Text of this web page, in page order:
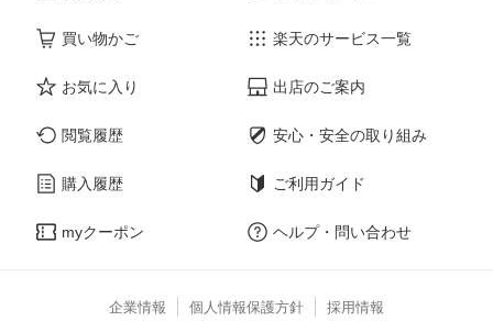
買い物かご
お気に入り
閲覧履歴
購入履歴
myクーポン
楽天のサービス一覧
出店のご案内
安心・安全の取り組み
ご利用ガイド
ヘルプ・問い合わせ
企業情報 個人情報保護方針 採用情報